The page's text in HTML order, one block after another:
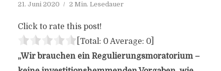
21. Juni 2020 2 Min. Lesedauer
Click to rate this post!
[Total: 0 Average: 0]
„Wir brauchen ein Regulierungsmoratorium –